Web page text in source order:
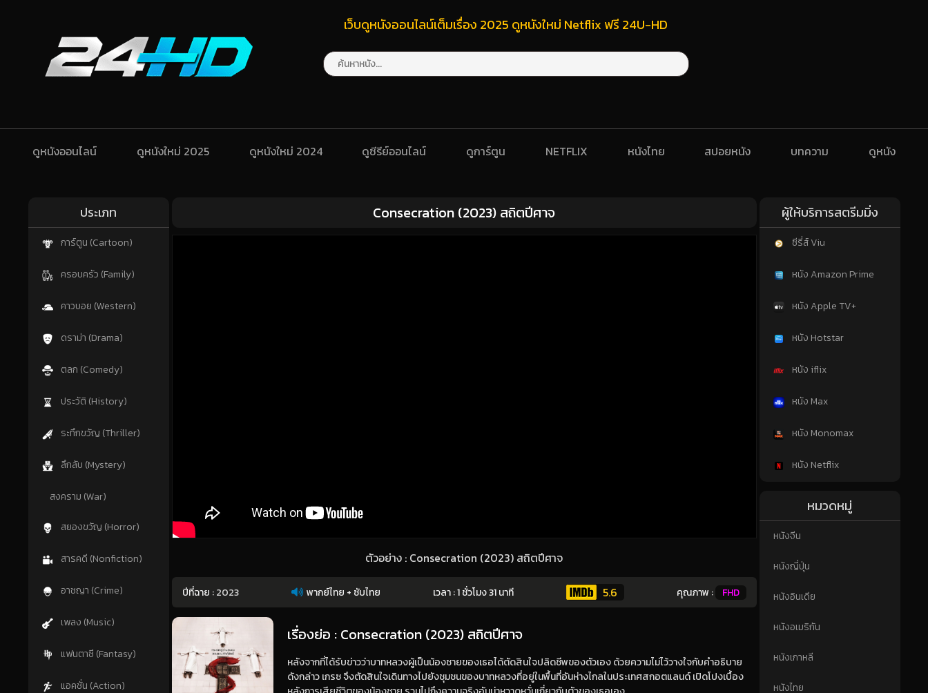
เว็บดูหนังออนไลน์เต็มเรื่อง 2025 ดูหนังใหม่ Netflix ฟรี 24U-HD
ดูหนังออนไลน์ ดูหนังใหม่ 2025 ดูหนังใหม่ 2024 ดูซีรีย์ออนไลน์ ดูการ์ตูน NETFLIX หนังไทย สปอยหนัง บทความ ดูหนัง
ประเภท
การ์ตูน (Cartoon)
ครอบครัว (Family)
คาวบอย (Western)
ดราม่า (Drama)
ตลก (Comedy)
ประวัติ (History)
ระทึกขวัญ (Thriller)
ลึกลับ (Mystery)
สงคราม (War)
สยองขวัญ (Horror)
สารคดี (Nonfiction)
อาชญา (Crime)
เพลง (Music)
แฟนตาซี (Fantasy)
แอคชั่น (Action)
Consecration (2023) สถิตปีศาจ
ตัวอย่าง : Consecration (2023) สถิตปีศาจ
ปีที่ฉาย :2023 พากย์ไทย + ซับไทย เวลา : 1 ชั่วโมง 31 นาที 5.6 คุณภาพ : FHD
เรื่องย่อ : Consecration (2023) สถิตปีศาจ
หลังจากที่ได้รับข่าวว่าบาทหลวงผู้เป็นน้องชายของเธอได้ตัดสินใจปลิดชีพของตัวเอง ด้วยความไม่ไว้วางใจกับคำอธิบาย
ดังกล่าว เกรซ จึงตัดสินใจเดินทางไปยังชุมชนของบาทหลวงที่อยู่ในพื้นที่อันห่างไกลในประเทศสกอตแลนด์ เปิดโปงเบื้อง
ผู้ให้บริการสตรีมมิ่ง
ซีรี่ส์ Viu
หนัง Amazon Prime
หนัง Apple TV+
หนัง Hotstar
หนัง iflix
หนัง Max
หนัง Monomax
หนัง Netflix
หมวดหมู่
หนังจีน
หนังญี่ปุ่น
หนังอินเดีย
หนังอเมริกัน
หนังเกาหลี
หนังไทย